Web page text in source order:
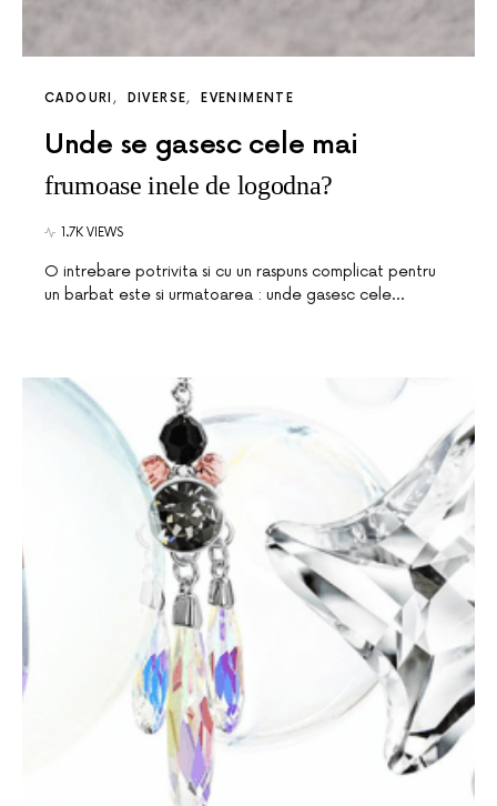
CADOURI DIVERSE EVENIMENTE
Unde se gasesc cele mai
frumoase inele de logodna?
1.7K VIEWS
O intrebare potrivita si cu un raspuns complicat pentru
un barbat este si urmatoarea : unde gasesc cele…